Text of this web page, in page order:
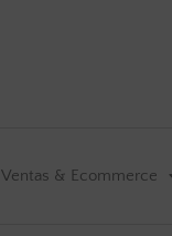
Ventas & Ecommerce